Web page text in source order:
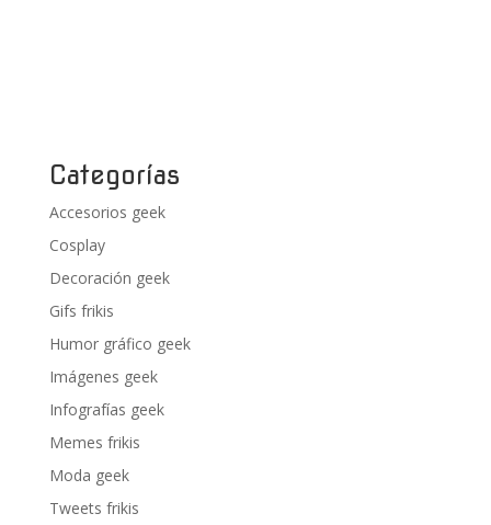
Categorías
Accesorios geek
Cosplay
Decoración geek
Gifs frikis
Humor gráfico geek
Imágenes geek
Infografías geek
Memes frikis
Moda geek
Tweets frikis